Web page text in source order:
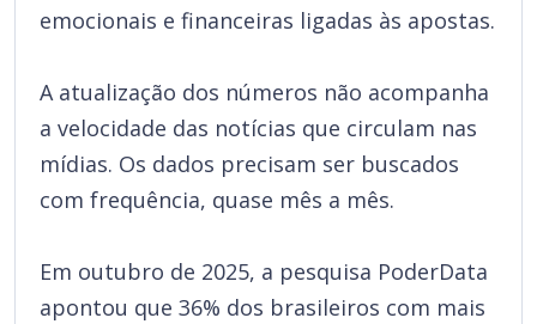
emocionais e financeiras ligadas às apostas.
A atualização dos números não acompanha
a velocidade das notícias que circulam nas
mídias. Os dados precisam ser buscados
com frequência, quase mês a mês.
Em outubro de 2025, a pesquisa PoderData
apontou que 36% dos brasileiros com mais